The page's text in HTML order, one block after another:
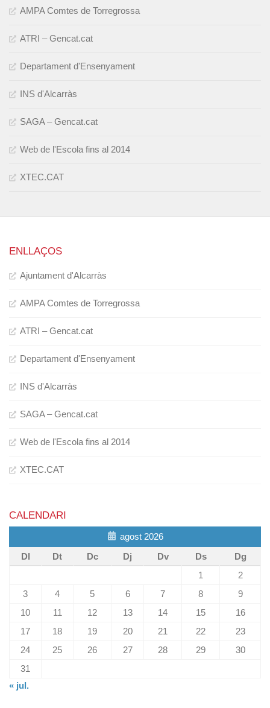
AMPA Comtes de Torregrossa
ATRI – Gencat.cat
Departament d'Ensenyament
INS d'Alcarràs
SAGA – Gencat.cat
Web de l'Escola fins al 2014
XTEC.CAT
ENLLAÇOS
Ajuntament d'Alcarràs
AMPA Comtes de Torregrossa
ATRI – Gencat.cat
Departament d'Ensenyament
INS d'Alcarràs
SAGA – Gencat.cat
Web de l'Escola fins al 2014
XTEC.CAT
CALENDARI
agost 2026
Dl
Dt Dc Dj Dv Ds
Dg
1
2
3
4 5 6 7 8
9
10
11 12 13 14 15
16
17
18 19 20 21 22
23
24
25 26 27 28 29
30
31
« jul.